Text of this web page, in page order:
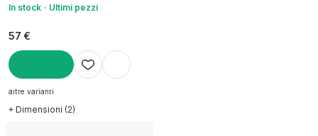
In stock
Ultimi pezzi
57 €
AGGIUNGI
altre varianti
+ Dimensioni (2)